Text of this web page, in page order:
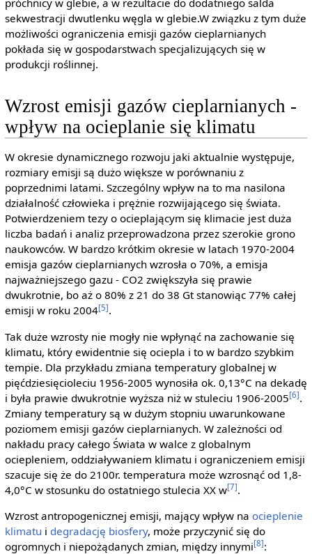
sekwestracji dwutlenku węgla w glebie.W związku z tym duże
możliwości ograniczenia emisji gazów cieplarnianych
pokłada się w gospodarstwach specjalizujących się w
produkcji roślinnej.
Wzrost emisji gazów cieplarnianych -
wpływ na ocieplanie się klimatu
W okresie dynamicznego rozwoju jaki aktualnie występuje,
rozmiary emisji są dużo większe w porównaniu z
poprzednimi latami. Szczególny wpływ na to ma nasilona
działalność człowieka i prężnie rozwijającego się świata.
Potwierdzeniem tezy o ocieplającym się klimacie jest duża
liczba badań i analiz przeprowadzona przez szerokie grono
naukowców. W bardzo krótkim okresie w latach 1970-2004
emisja gazów cieplarnianych wzrosła o 70%, a emisja
najważniejszego gazu - CO2 zwiększyła się prawie
dwukrotnie, bo aż o 80% z 21 do 38 Gt stanowiąc 77% całej
emisji w roku 2004[5].
Tak duże wzrosty nie mogły nie wpłynąć na zachowanie się
klimatu, który ewidentnie się ociepla i to w bardzo szybkim
tempie. Dla przykładu zmiana temperatury globalnej w
pięćdziesięcioleciu 1956-2005 wynosiła ok. 0,13°C na dekadę
i była prawie dwukrotnie wyższa niż w stuleciu 1906-2005[6].
Zmiany temperatury są w dużym stopniu uwarunkowane
poziomem emisji gazów cieplarnianych. W zależności od
nakładu pracy całego Świata w walce z globalnym
ociepleniem, oddziaływaniem klimatu i ograniczeniem emisji
szacuje się że do 2100r. temperatura może wzrosnąć od 1,8-
4,0°C w stosunku do ostatniego stulecia XX w[7].
Wzrost antropogenicznej emisji, mający wpływ na ocieplenie
klimatu i degradację biosfery, może przyczynić się do
ogromnych i niepożądanych zmian, między innymi[8]: